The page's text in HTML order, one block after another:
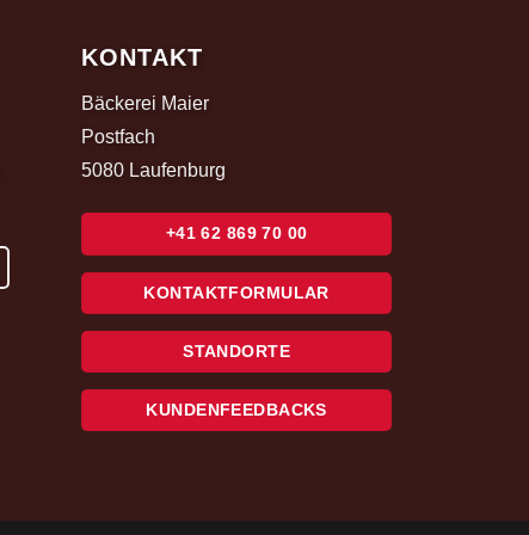
KONTAKT
Bäckerei Maier
Postfach
5080 Laufenburg
+41 62 869 70 00
KONTAKTFORMULAR
STANDORTE
KUNDENFEEDBACKS